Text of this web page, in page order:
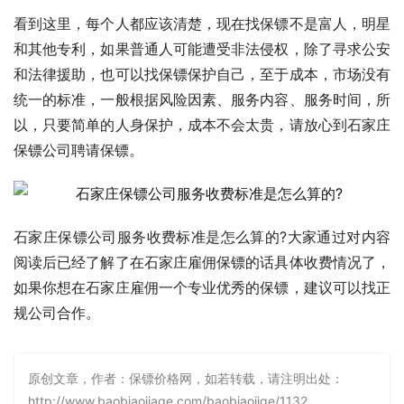
看到这里，每个人都应该清楚，现在找保镖不是富人，明星
和其他专利，如果普通人可能遭受非法侵权，除了寻求公安
和法律援助，也可以找保镖保护自己，至于成本，市场没有
统一的标准，一般根据风险因素、服务内容、服务时间，所
以，只要简单的人身保护，成本不会太贵，请放心到石家庄
保镖公司聘请保镖。
石家庄保镖公司服务收费标准是怎么算的?大家通过对内容
阅读后已经了解了在石家庄雇佣保镖的话具体收费情况了，
如果你想在石家庄雇佣一个专业优秀的保镖，建议可以找正
规公司合作。
原创文章，作者：保镖价格网，如若转载，请注明出处：
http://www.baobiaojiage.com/baobiaojige/1132